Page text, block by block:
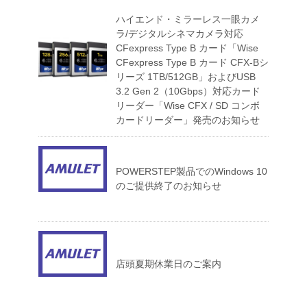
ハイエンド・ミラーレス一眼カメ
ラ/デジタルシネマカメラ対応
CFexpress Type B カード「Wise
CFexpress Type B カード CFX-Bシ
リーズ 1TB/512GB」およびUSB
3.2 Gen 2（10Gbps）対応カード
リーダー「Wise CFX / SD コンボ
カードリーダー」発売のお知らせ
POWERSTEP製品でのWindows 10
のご提供終了のお知らせ
店頭夏期休業日のご案内